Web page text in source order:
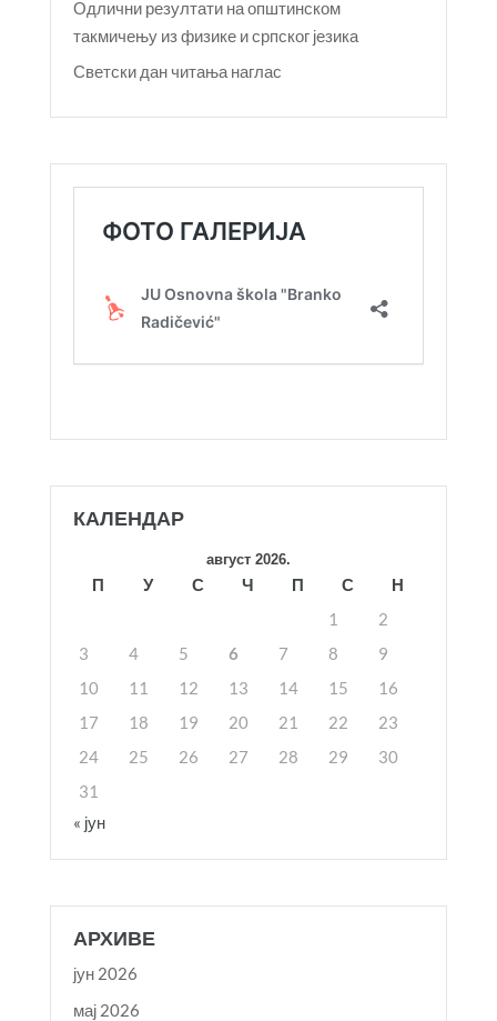
Одлични резултати на општинском
такмичењу из физике и српског језика
Светски дан читања наглас
КАЛЕНДАР
август 2026.
П У С Ч П С
Н
1
2
3
4 5 6 7 8
9
10
11 12 13 14 15
16
17
18 19 20 21 22
23
24
25 26 27 28 29
30
31
« јун
АРХИВЕ
јун 2026
мај 2026